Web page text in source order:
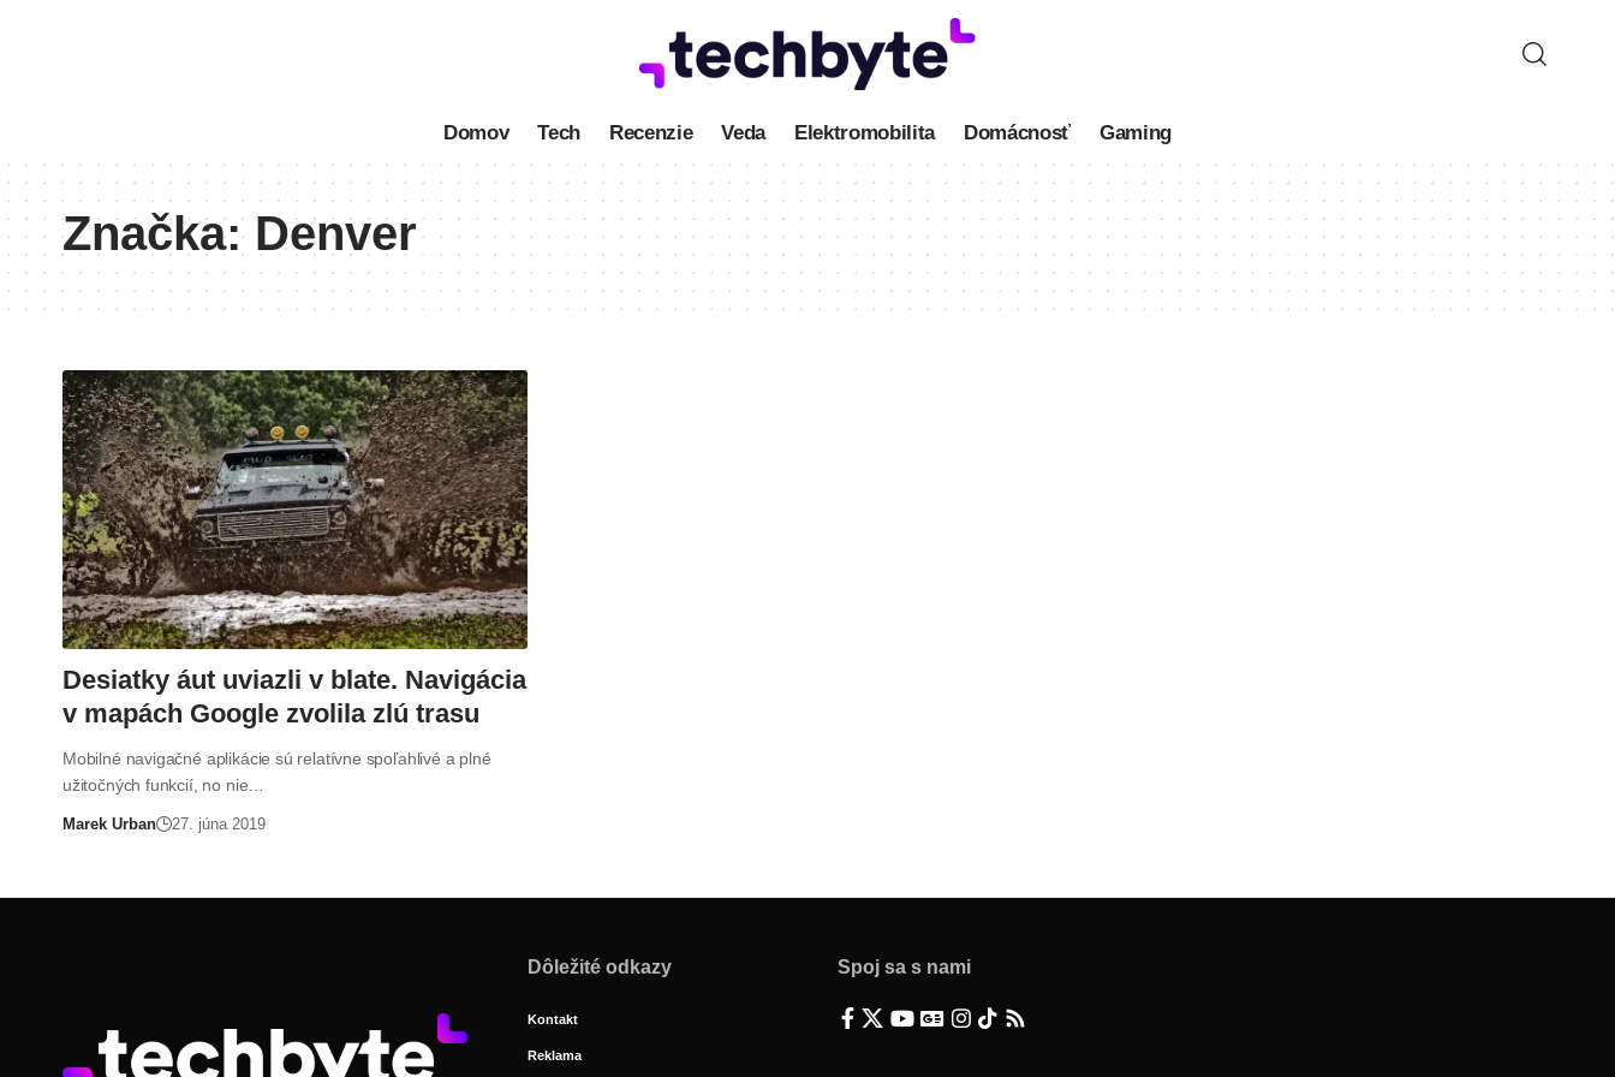
Domov Tech Recenzie Veda Elektromobilita Domácnosť Gaming
Značka: Denver
Desiatky áut uviazli v blate. Navigácia
v mapách Google zvolila zlú trasu
Mobilné navigačné aplikácie sú relatívne spoľahlivé a plné
užitočných funkcií, no nie…
Marek Urban 27. júna 2019
Dôležité odkazy
Kontakt
Reklama
Spoj sa s nami